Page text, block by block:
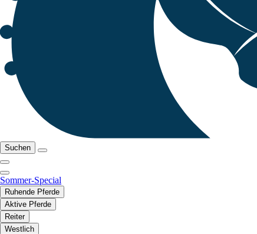
Suchen
Sommer-Special
Ruhende Pferde
Aktive Pferde
Reiter
Westlich